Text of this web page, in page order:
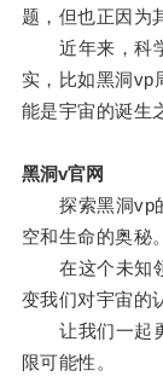
题，但也正因为
近年来，科学
实，比如黑洞vp
能是宇宙的诞生
黑洞v官网
探索黑洞vp的
空和生命的奥秘。
在这个未知领
变我们对宇宙的
让我们一起勇
限可能性。